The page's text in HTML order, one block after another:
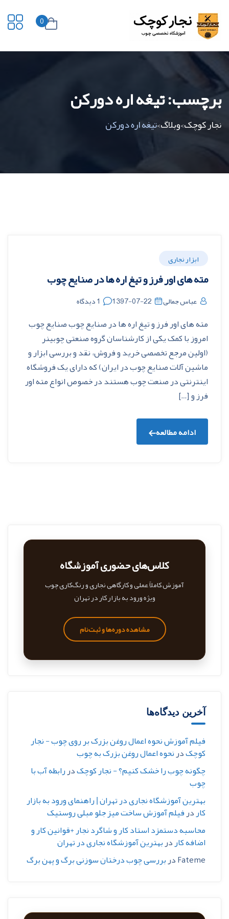
0
برچسب:تیغه اره دورکن
نجار کوچک>وبلاگ>تیغه اره دورکن
ابزار نجاری
مته های اور فرز و تیغ اره ها در صنایع چوب
عباس جمالی 1397-07-22 1 دیدگاه
مته های اور فرز و تیغ اره ها در صنایع چوب صنایع چوب
امروز با کمک یکی از کارشناسان گروه صنعتی چوبینر
(اولین مرجع تخصصی خرید و فروش، نقد و بررسی ابزار و
ماشین آلات صنایع چوب در ایران) که دارای یک فروشگاه
اینترنتی در صنعت چوب هستند در خصوص انواع مته اور
فرز و […]
ادامه مطالعه
کلاس‌های حضوری آموزشگاه
آموزش کاملاً عملی و کارگاهی نجاری و رنگ‌کاری چوب
ویژه ورود به بازار کار در تهران
مشاهده دوره‌ها و ثبت‌نام
آخرین دیدگاه‌ها
فیلم آموزش نحوه اعمال روغن بزرک بر روی چوب - نجار
کوچکدرنحوه اعمال روغن بزرک به چوب
چگونه چوب را خشک کنیم؟ - نجار کوچکدررابطه آب با
چوب
بهترین آموزشگاه نجاری در تهران | راهنمای ورود به بازار
کاردرفیلم آموزش ساخت میز جلو مبلی روستیک
محاسبه دستمزد استاد کار و شاگرد نجار +قوانین کار و
اضافه کاردربهترین آموزشگاه نجاری در تهران
Fatemeدربررسی چوب درختان سوزنی برگ و پهن برگ